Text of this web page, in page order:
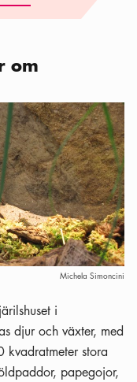
om
Michela Simoncini
i
djur och växter, med
stora
papegojor,